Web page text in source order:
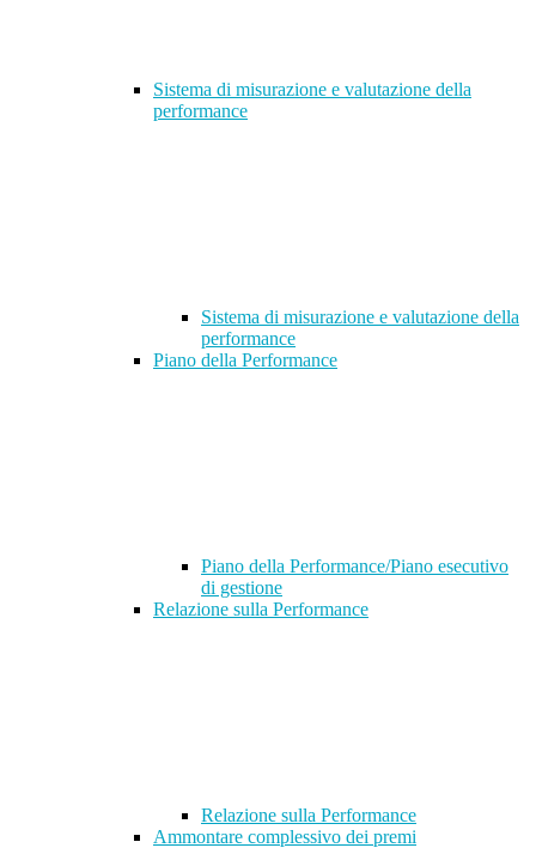
Sistema di misurazione e valutazione della
performance
Sistema di misurazione e valutazione della
performance
Piano della Performance
Piano della Performance/Piano esecutivo
di gestione
Relazione sulla Performance
Relazione sulla Performance
Ammontare complessivo dei premi